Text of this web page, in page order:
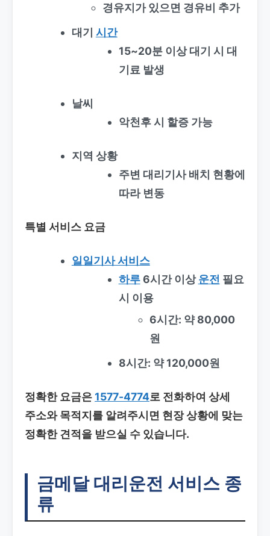
경유지가 있으면 경유비 추가
대기 시간
15~20분 이상 대기 시 대
기료 발생
날씨
악천후 시 할증 가능
지역 상황
주변 대리기사 배치 현황에
따라 변동
특별 서비스 요금
일일기사 서비스
하루6시간 이상운전 필요
시 이용
6시간: 약 80,000
원
8시간: 약 120,000원
정확한 요금은1577-4774로 전화하여 상세
주소와 목적지를 알려주시면 현장 상황에 맞는
정확한 견적을 받으실 수 있습니다.
금메달 대리운전 서비스 종
류